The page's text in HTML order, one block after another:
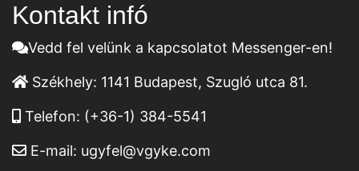
Kontakt infó
Vedd fel velünk a kapcsolatot Messenger-en!
Székhely: 1141 Budapest, Szugló utca 81.
Telefon: (+36-1) 384-5541
E-mail: ugyfel@vgyke.com